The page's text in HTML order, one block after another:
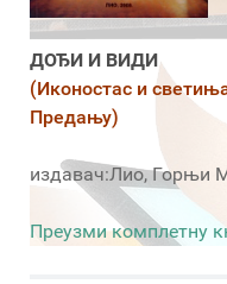
ДОЂИ И ВИДИ
(Иконостас и
Предању)
издавач:Лио, Горњи
Преузми комплетну